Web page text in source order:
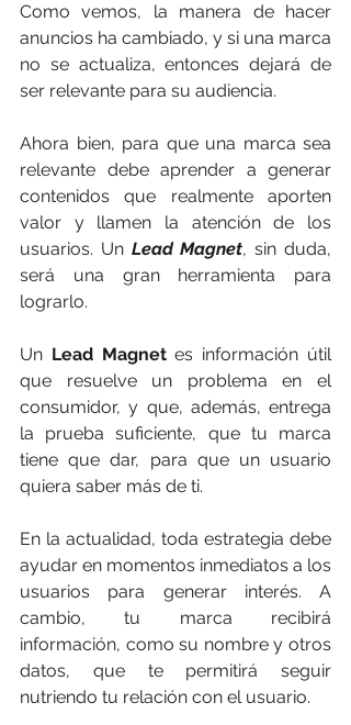
Como vemos, la manera de hacer
anuncios ha cambiado, y si una marca
no se actualiza, entonces dejará de
ser relevante para su audiencia.
Ahora bien, para que una marca sea
relevante debe aprender a generar
contenidos que realmente aporten
valor y llamen la atención de los
usuarios. Un Lead Magnet, sin duda,
será una gran herramienta para
lograrlo.
Un Lead Magnet es información útil
que resuelve un problema en el
consumidor, y que, además, entrega
la prueba suficiente, que tu marca
tiene que dar, para que un usuario
quiera saber más de ti.
En la actualidad, toda estrategia debe
ayudar en momentos inmediatos a los
usuarios para generar interés. A
cambio, tu marca recibirá
información, como su nombre y otros
datos, que te permitirá seguir
nutriendo tu relación con el usuario.